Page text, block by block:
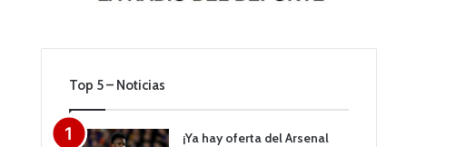
Top 5 – Noticias
¡Ya hay oferta del Arsenal